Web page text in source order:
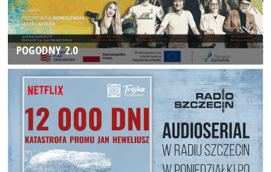
POGODNY 2.0